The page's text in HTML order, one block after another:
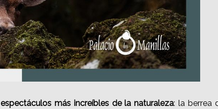
espectáculos más increíbles de la naturaleza: la berrea